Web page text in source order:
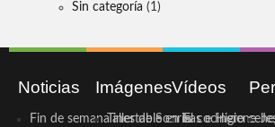
Sin categoría (1)
Noticias
Fin de semana inestable en la
Imágenes
Taller de Sonrisas e Higiene
Vídeos
El cocinero